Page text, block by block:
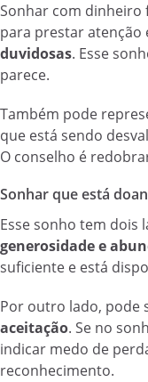
Sonhar com dinheiro
para prestar atenção
duvidosas. Esse
parece.
Também pode
que está sendo
O conselho é
Sonhar que está
Esse sonho tem dois
generosidade e
suficiente e está
Por outro lado, pode
aceitação. Se no
indicar medo de
reconhecimento.